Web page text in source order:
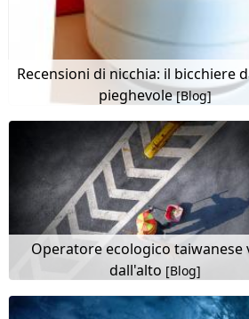
Recensioni di nicchia: il bicchiere
pieghevole[Blog]
Operatore ecologico taiwanese
dall'alto [Blog]